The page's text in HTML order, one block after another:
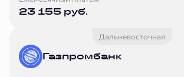
23 155 руб.
Дальневосточная
Газпромбанк